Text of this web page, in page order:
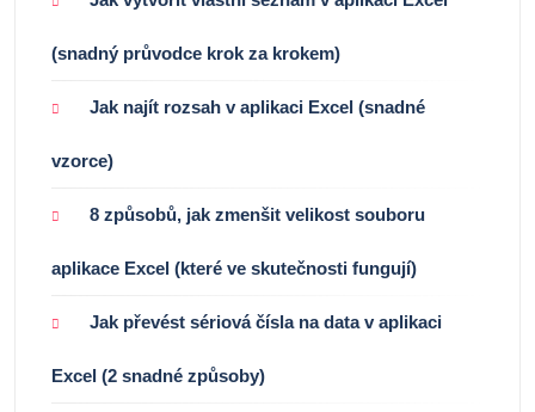
(snadný průvodce krok za krokem)
Jak najít rozsah v aplikaci Excel (snadné
vzorce)
8 způsobů, jak zmenšit velikost souboru
aplikace Excel (které ve skutečnosti fungují)
Jak převést sériová čísla na data v aplikaci
Excel (2 snadné způsoby)